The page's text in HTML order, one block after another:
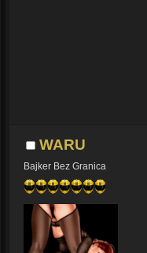
WARU
Bajker Bez Granica